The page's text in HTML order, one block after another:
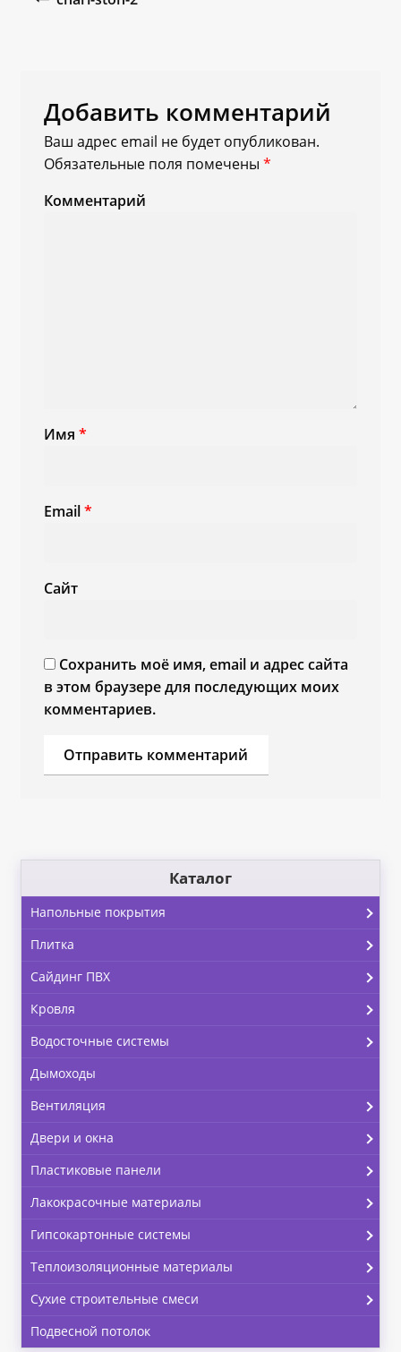
Добавить комментарий
Ваш адрес email не будет опубликован.
Обязательные поля помечены *
Комментарий
Имя *
Email*
Сайт
Сохранить моё имя, email и адрес сайта
в этом браузере для последующих моих
комментариев.
Каталог
Напольные покрытия
Плитка
Сайдинг ПВХ
Кровля
Водосточные системы
Дымоходы
Вентиляция
Двери и окна
Пластиковые панели
Лакокрасочные материалы
Гипсокартонные системы
Теплоизоляционные материалы
Сухие строительные смеси
Подвесной потолок